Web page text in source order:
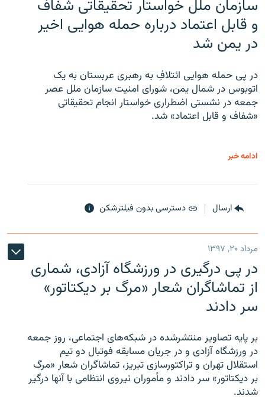
سازمان ملل خواستار تحقیقاتی شفاف
و قابل اعتماد درباره حمله هوایی اخیر
در یمن شد
در پی حمله هوایی ائتلافِ به رهبری عربستان به یک
اتوبوس در شمال یمن، شورای امنیت سازمان ملل عصر
جمعه در نشستی اضطراری خواستار انجام تحقیقاتی
«شفاف و قابل اعتماد» شد.
ادامه خبر
ارسال دسترسی بدون فیلترشکن
مرداد ۲۰, ۱۳۹۷
در پی درگیری در ورزشگاه آزادی، شماری
از تماشاگران شعار «مرگ بر دیکتاتور»
سر دادند
بر پایه تصاویر منتشرشده در شبکه‌های اجتماعی، روز جمعه
در ورزشگاه آزادی و در جریان مسابقه فوتبال دو تیم
استقلال تهران و تراکتورسازی تبریز، تماشاگران شعار «مرگ
بر دیکتاتور» سر دادند و مأموران نیروی انتظامی با آنها درگیر
شدند.